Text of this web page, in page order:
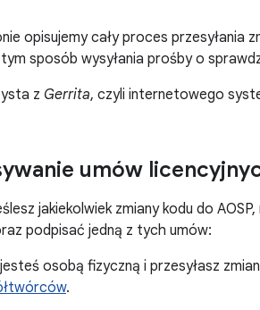
opisujemy cały proces przesyłania
sposób wysyłania prośby o
z Gerrita, czyli internetowego
umów
jakiekolwiek zmiany kodu do
podpisać jedną z tych umów:
osobą fizyczną i przesyłasz
.